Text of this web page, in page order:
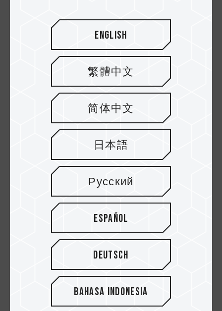
22.JAN.2026
Guía para principiantes: SSD externos
23.DEC.2025
English
繁體中文
简体中文
日本語
Русский
Español
Deutsch
Bahasa Indonesia